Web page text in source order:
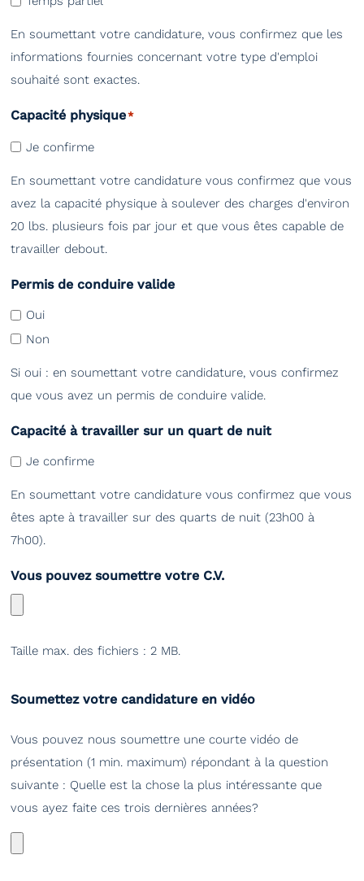
En soumettant votre candidature, vous confirmez que les
informations fournies concernant votre type d'emploi
souhaité sont exactes.
Capacité physique*
Je confirme
En soumettant votre candidature vous confirmez que vous
avez la capacité physique à soulever des charges d'environ
20 lbs. plusieurs fois par jour et que vous êtes capable de
travailler debout.
Permis de conduire valide
Oui
Non
Si oui : en soumettant votre candidature, vous confirmez
que vous avez un permis de conduire valide.
Capacité à travailler sur un quart de nuit
Je confirme
En soumettant votre candidature vous confirmez que vous
êtes apte à travailler sur des quarts de nuit (23h00 à
7h00).
Vous pouvez soumettre votre C.V.
Taille max. des fichiers : 2 MB.
Soumettez votre candidature en vidéo
Vous pouvez nous soumettre une courte vidéo de
présentation (1 min. maximum) répondant à la question
suivante : Quelle est la chose la plus intéressante que
vous ayez faite ces trois dernières années?